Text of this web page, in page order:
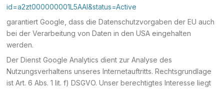
id=a2zt000000001L5AAI&status=Active
garantiert Google, dass die Datenschutzvorgaben der EU auch
bei der Verarbeitung von Daten in den USA eingehalten
werden.
Der Dienst Google Analytics dient zur Analyse des
Nutzungsverhaltens unseres Internetauftritts. Rechtsgrundlage
ist Art. 6 Abs. 1 lit. f) DSGVO. Unser berechtigtes Interesse liegt